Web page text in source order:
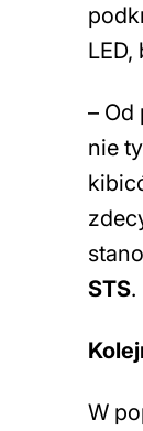
– Od
nie
STS.
W